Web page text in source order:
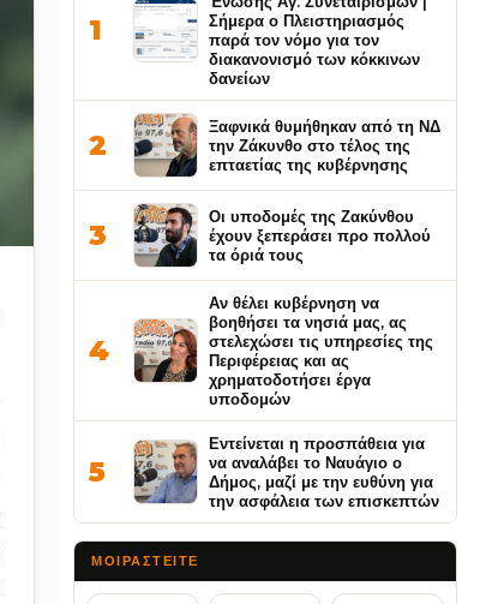
1
Σήμερα ο Πλειστηριασμός
παρά τον νόμο για τον
διακανονισμό των κόκκινων
δανείων
2
Ξαφνικά θυμήθηκαν από τη ΝΔ
την Ζάκυνθο στο τέλος της
επταετίας της κυβέρνησης
3
Οι υποδομές της Ζακύνθου
έχουν ξεπεράσει προ πολλού
τα όριά τους
4
Αν θέλει κυβέρνηση να
βοηθήσει τα νησιά μας, ας
στελεχώσει τις υπηρεσίες της
Περιφέρειας και ας
χρηματοδοτήσει έργα
υποδομών
5
Εντείνεται η προσπάθεια για
να αναλάβει το Ναυάγιο ο
Δήμος, μαζί με την ευθύνη για
την ασφάλεια των επισκεπτών
ΜΟΙΡΑΣΤΕΊΤΕ